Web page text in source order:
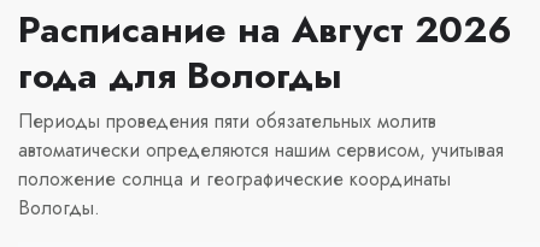
Расписание на Август 2026
года для Вологды
Периоды проведения пяти обязательных молитв
автоматически определяются нашим сервисом, учитывая
положение солнца и географические координаты
Вологды.